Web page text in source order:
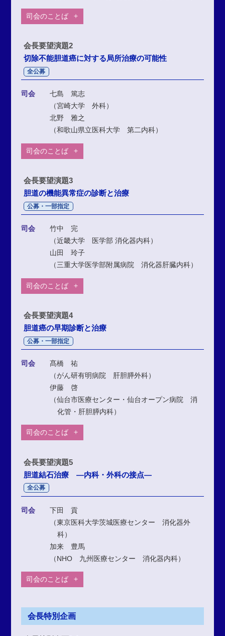
司会のことば
会長要望演題2
切除不能胆道癌に対する局所治療の可能性
全公募
司会
七島 篤志
（宮崎大学 外科）
北野 雅之
（和歌山県立医科大学 第二内科）
司会のことば
会長要望演題3
胆道の機能異常症の診断と治療
公募・一部指定
司会
竹中 完
（近畿大学 医学部 消化器内科）
山田 玲子
（三重大学医学部附属病院 消化器肝臓内科）
司会のことば
会長要望演題4
胆道癌の早期診断と治療
公募・一部指定
司会
髙橋 祐
（がん研有明病院 肝胆膵外科）
伊藤 啓
（仙台市医療センター・仙台オープン病院 消
化管・肝胆膵内科）
司会のことば
会長要望演題5
胆道結石治療 ―内科・外科の接点―
全公募
司会
下田 貢
（東京医科大学茨城医療センター 消化器外
科）
加来 豊馬
（NHO 九州医療センター 消化器内科）
司会のことば
会長特別企画